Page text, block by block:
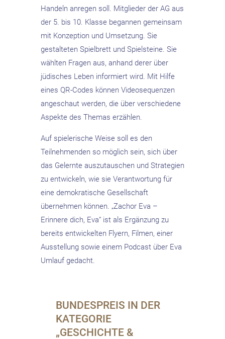
Handeln anregen soll. Mitglieder der AG aus
der 5. bis 10. Klasse begannen gemeinsam
mit Konzeption und Umsetzung. Sie
gestalteten Spielbrett und Spielsteine. Sie
wählten Fragen aus, anhand derer über
jüdisches Leben informiert wird. Mit Hilfe
eines QR-Codes können Videosequenzen
angeschaut werden, die über verschiedene
Aspekte des Themas erzählen.
Auf spielerische Weise soll es den
Teilnehmenden so möglich sein, sich über
das Gelernte auszutauschen und Strategien
zu entwickeln, wie sie Verantwortung für
eine demokratische Gesellschaft
übernehmen können. „Zachor Eva –
Erinnere dich, Eva“ ist als Ergänzung zu
bereits entwickelten Flyern, Filmen, einer
Ausstellung sowie einem Podcast über Eva
Umlauf gedacht.
BUNDESPREIS IN DER
KATEGORIE
„GESCHICHTE &